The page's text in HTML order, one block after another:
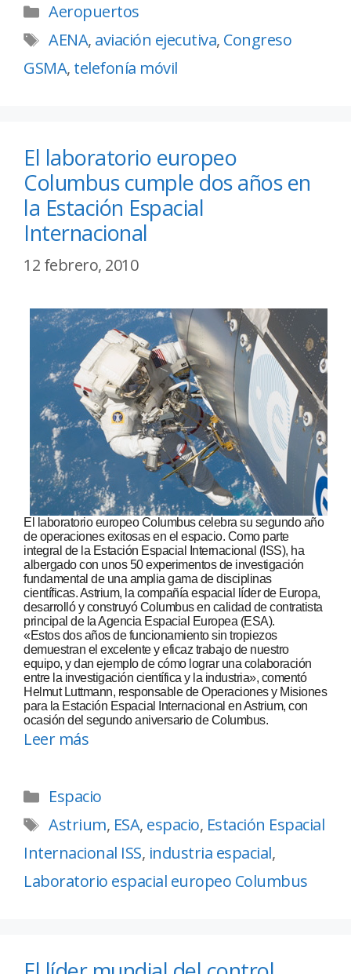
Aeropuertos
AENA, aviación ejecutiva, Congreso
GSMA, telefonía móvil
El laboratorio europeo
Columbus cumple dos años en
la Estación Espacial
Internacional
12 febrero, 2010
El laboratorio europeo Columbus celebra su segundo año
de operaciones exitosas en el espacio. Como parte
integral de la Estación Espacial Internacional (ISS), ha
albergado con unos 50 experimentos de investigación
fundamental de una amplia gama de disciplinas
científicas. Astrium, la compañía espacial líder de Europa,
desarrolló y construyó Columbus en calidad de contratista
principal de la Agencia Espacial Europea (ESA).
«Estos dos años de funcionamiento sin tropiezos
demuestran el excelente y eficaz trabajo de nuestro
equipo, y dan ejemplo de cómo lograr una colaboración
entre la investigación científica y la industria», comentó
Helmut Luttmann, responsable de Operaciones y Misiones
para la Estación Espacial Internacional en Astrium, con
ocasión del segundo aniversario de Columbus.
Leer más
Espacio
Astrium, ESA, espacio, Estación Espacial
Internacional ISS, industria espacial,
Laboratorio espacial europeo Columbus